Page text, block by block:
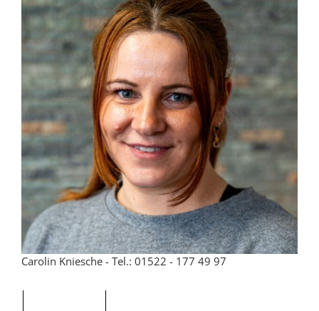
Carolin Kniesche - Tel.: 01522 - 177 49 97